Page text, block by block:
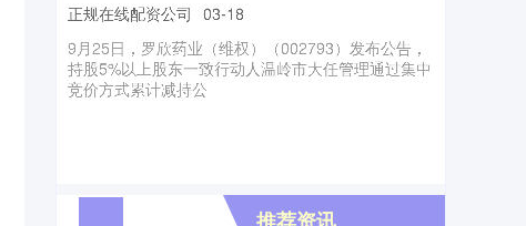
表示，18日晚对伊朗北部里海沿岸港口城市班达尔安
扎利发动空袭，摧毁伊朗